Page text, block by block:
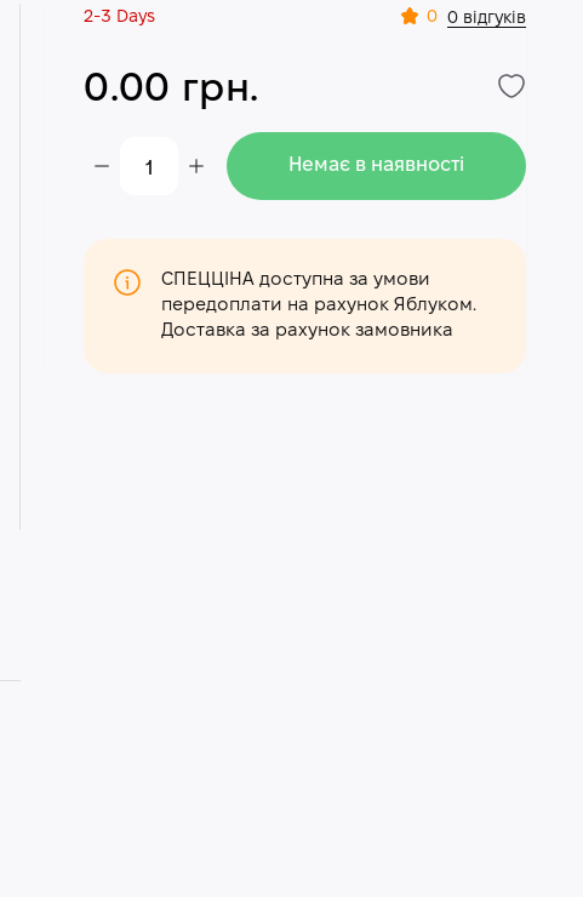
2-3 Days 0 0 відгуків
0.00 грн.
Немає в наявності
СПЕЦЦІНА доступна за умови
передоплати на рахунок Яблуком.
Доставка за рахунок замовника